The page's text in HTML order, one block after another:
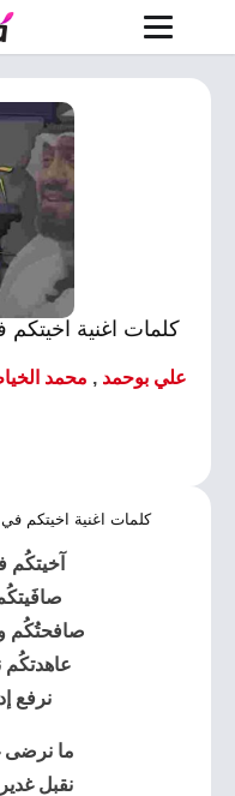
كلمات اغنية
علي بوحمد , محمد
كلمات اغنية اخيتكم
آخيتكُم
صافحتُكُم
نرفع
ما نرضى
نقبل